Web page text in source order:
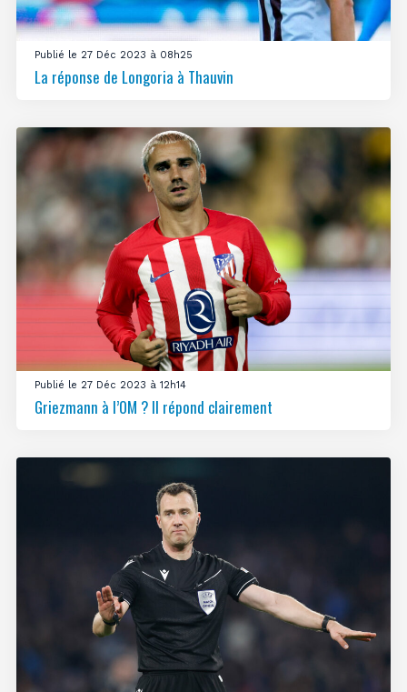
Publié le 27 Déc 2023 à 08h25
La réponse de Longoria à Thauvin
Publié le 27 Déc 2023 à 12h14
Griezmann à l’OM ? Il répond clairement